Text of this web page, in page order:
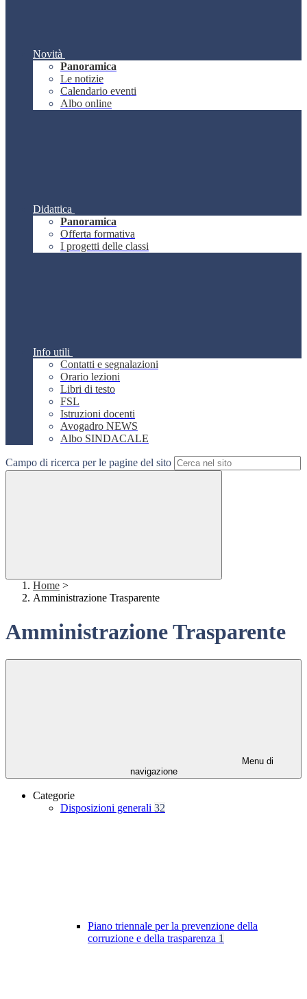
Novità
Panoramica
Le notizie
Calendario eventi
Albo online
Didattica
Panoramica
Offerta formativa
I progetti delle classi
Info utili
Contatti e segnalazioni
Orario lezioni
Libri di testo
FSL
Istruzioni docenti
Avogadro NEWS
Albo SINDACALE
Campo di ricerca per le pagine del sito
Home >
Amministrazione Trasparente
Amministrazione Trasparente
Menu di
navigazione
Categorie
Disposizioni generali 32
Piano triennale per la prevenzione della
corruzione e della trasparenza 1